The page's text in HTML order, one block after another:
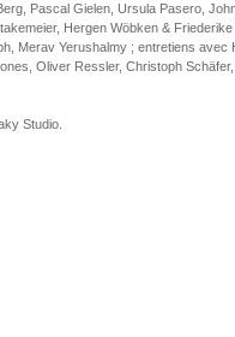
Pascal Gielen, Ursula Pasero,
Hergen Wöbken &
Merav Yerushalmy ; entretiens avec
Oliver Ressler, Christoph
Studio.